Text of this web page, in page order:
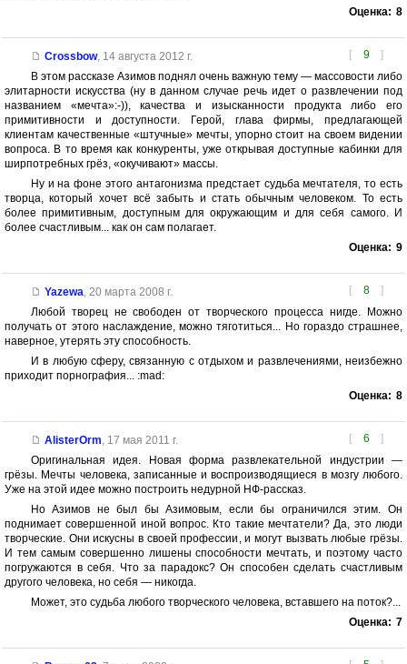
Оценка: 8
[ 9 ]
Crossbow, 14 августа 2012 г.
В этом рассказе Азимов поднял очень важную тему — массовости либо
элитарности искусства (ну в данном случае речь идет о развлечении под
названием «мечта»:-)), качества и изысканности продукта либо его
примитивности и доступности. Герой, глава фирмы, предлагающей
клиентам качественные «штучные» мечты, упорно стоит на своем видении
вопроса. В то время как конкуренты, уже открывая доступные кабинки для
ширпотребных грёз, «окучивают» массы.
Ну и на фоне этого антагонизма предстает судьба мечтателя, то есть
творца, который хочет всё забыть и стать обычным человеком. То есть
более примитивным, доступным для окружающим и для себя самого. И
более счастливым... как он сам полагает.
Оценка: 9
[ 8 ]
Yazewa, 20 марта 2008 г.
Любой творец не свободен от творческого процесса нигде. Можно
получать от этого наслаждение, можно тяготиться... Но гораздо страшнее,
наверное, утерять эту способность.
И в любую сферу, связанную с отдыхом и развлечениями, неизбежно
приходит порнография... :mad:
Оценка: 8
[ 6 ]
AlisterOrm, 17 мая 2011 г.
Оригинальная идея. Новая форма развлекательной индустрии —
грёзы. Мечты человека, записанные и воспроизводящиеся в мозгу любого.
Уже на этой идее можно построить недурной НФ-рассказ.
Но Азимов не был бы Азимовым, если бы ограничился этим. Он
поднимает совершенной иной вопрос. Кто такие мечтатели? Да, это люди
творческие. Они искусны в своей профессии, и могут вызвать любые грёзы.
И тем самым совершенно лишены способности мечтать, и поэтому часто
погружаются в себя. Что за парадокс? Он способен сделать счастливым
другого человека, но себя — никогда.
Может, это судьба любого творческого человека, вставшего на поток?...
Оценка: 7